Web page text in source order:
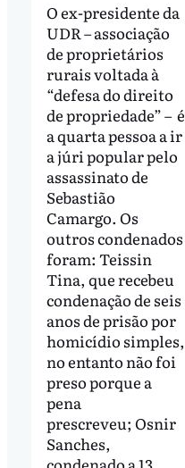
O ex-presidente da
UDR – associação
de proprietários
rurais voltada à
“defesa do direito
de propriedade” – é
a quarta pessoa a ir
a júri popular pelo
assassinato de
Sebastião
Camargo. Os
outros condenados
foram: Teissin
Tina, que recebeu
condenação de seis
anos de prisão por
homicídio simples,
no entanto não foi
preso porque a
pena
prescreveu; Osnir
Sanches,